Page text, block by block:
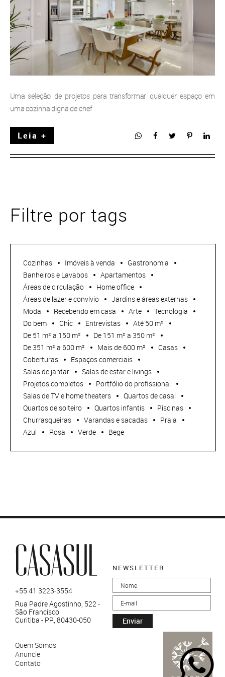
Uma seleção de projetos para transformar qualquer espaço em
uma cozinha digna de chef
Leia +
Filtre por tags
Cozinhas Imóveis à venda
Gastronomia
Banheiros e Lavabos
Apartamentos
Áreas de circulação
Home office
Áreas de lazer e convívio
Jardins e áreas externas
Moda
Recebendo em casa Arte
Tecnologia
Do bem
Chic Entrevistas
Até 50 m²
De 51 m² a 150 m²
De 151 m² a 350 m²
De 351 m² a 600 m²
Mais de 600 m²
Casas
Coberturas
Espaços comerciais
Salas de jantar
Salas de estar e livings
Projetos completos
Portfólio do profissional
Salas de TV e home theaters
Quartos de casal
Quartos de solteiro
Quartos infantis
Piscinas
Churrasqueiras
Varandas e sacadas
Praia
Azul
Rosa Verde Bege
+55 41 3223-3554
Rua Padre Agostinho, 522 -
São Francisco
Curitiba - PR, 80430-050
Quem Somos
Anuncie
Contato
NEWSLETTER
Enviar